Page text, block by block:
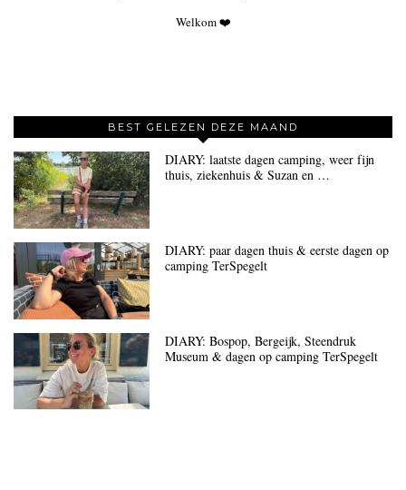
Welkom ❤️
BEST GELEZEN DEZE MAAND
DIARY: laatste dagen camping, weer fijn
thuis, ziekenhuis & Suzan en …
DIARY: paar dagen thuis & eerste dagen op
camping TerSpegelt
DIARY: Bospop, Bergeijk, Steendruk
Museum & dagen op camping TerSpegelt